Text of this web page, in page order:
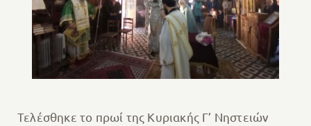
Τελέσθηκε το πρωί της Κυριακής Γ’ Νηστειών